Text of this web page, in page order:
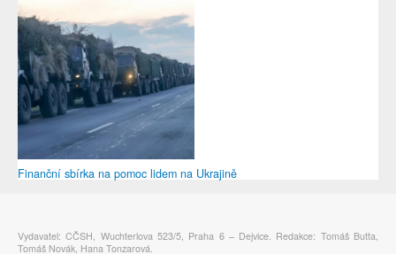
Finanční sbírka na pomoc lidem na Ukrajině
Vydavatel: CČSH, Wuchterlova 523/5, Praha 6 – Dejvice. Redakce: Tomáš Butta,
Tomáš Novák, Hana Tonzarová.